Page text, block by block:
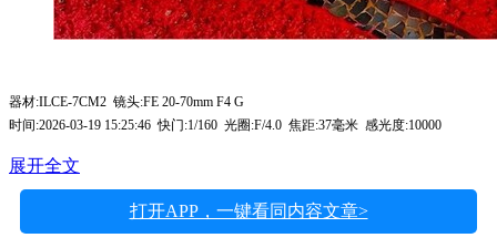
器材:ILCE-7CM2 镜头:FE 20-70mm F4 G
时间:2026-03-19 15:25:46 快门:1/160 光圈:F/4.0 焦距:37毫米 感光度:10000
展开全文
打开APP，一键看同内容文章>